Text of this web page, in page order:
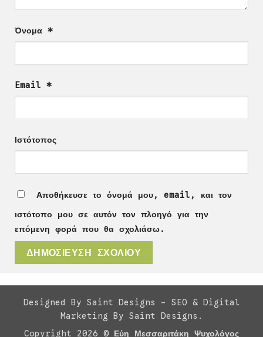
Όνομα *
Email *
Ιστότοπος
Αποθήκευσε το όνομά μου, email, και τον
ιστότοπο μου σε αυτόν τον πλοηγό για την
επόμενη φορά που θα σχολιάσω.
Designed By Saint Designs - SEO & Digital
Marketing By Saint Designs.
Copyright 2026 © Εύη Μεσσαριτάκη Ψυχολόγος